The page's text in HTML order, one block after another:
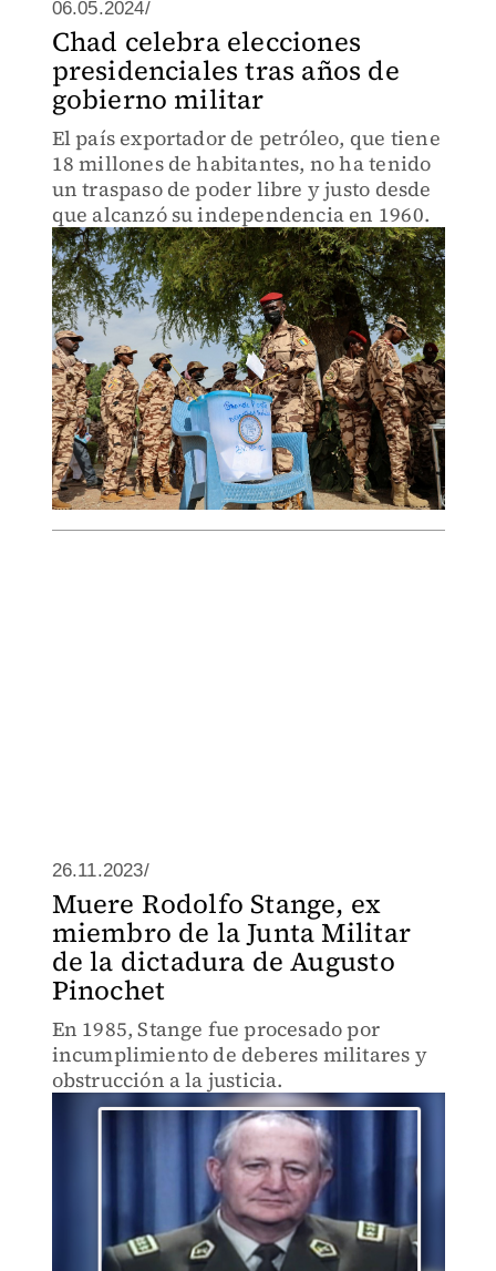
06.05.2024/
Chad celebra elecciones
presidenciales tras años de
gobierno militar
El país exportador de petróleo, que tiene
18 millones de habitantes, no ha tenido
un traspaso de poder libre y justo desde
que alcanzó su independencia en 1960.
26.11.2023/
Muere Rodolfo Stange, ex
miembro de la Junta Militar
de la dictadura de Augusto
Pinochet
En 1985, Stange fue procesado por
incumplimiento de deberes militares y
obstrucción a la justicia.